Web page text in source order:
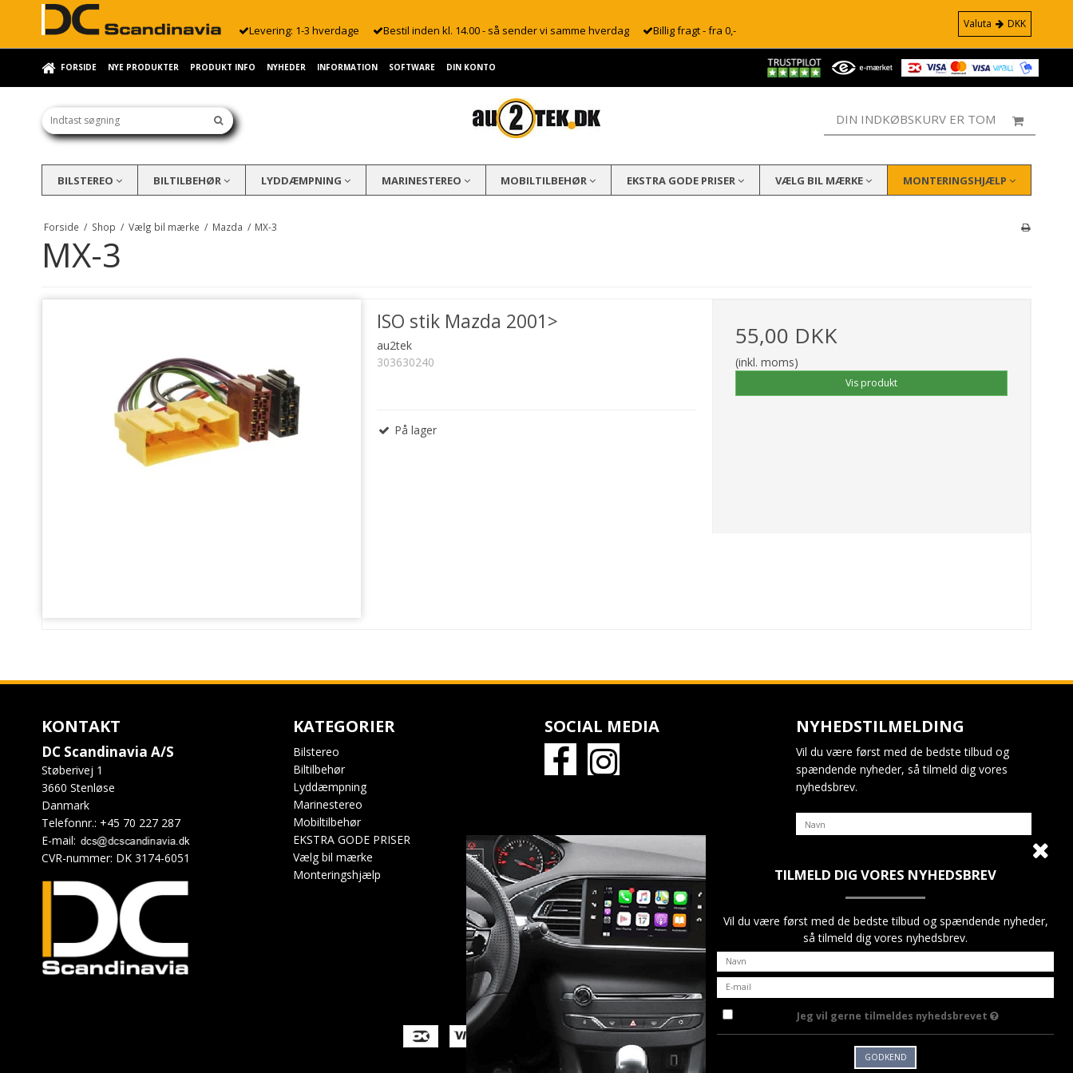
Levering: 1-3 hverdage Bestil inden kl. 14.00 - så sender vi samme hverdag Billig fragt - fra 0,- Valuta DKK
FORSIDE NYE PRODUKTER PRODUKT INFO NYHEDER INFORMATION SOFTWARE DIN KONTO
DIN INDKØBSKURV ER TOM
BILSTEREO BILTILBEHØR LYDDÆMPNING MARINESTEREO MOBILTILBEHØR EKSTRA GODE PRISER VÆLG BIL MÆRKE MONTERINGSHJÆLP
Forside / Shop / Vælg bil mærke / Mazda / MX-3
MX-3
ISO stik Mazda 2001>
au2tek
303630240
På lager
55,00 DKK
(inkl. moms)
Vis produkt
KONTAKT
DC Scandinavia A/S
Støberivej 1
3660 Stenløse
Danmark
Telefonnr.: +45 70 227 287
E-mail:
CVR-nummer: DK 3174-6051
KATEGORIER
Bilstereo
Biltilbehør
Lyddæmpning
Marinestereo
Mobiltilbehør
EKSTRA GODE PRISER
Vælg bil mærke
Monteringshjælp
SOCIAL MEDIA NYHEDSTILMELDING
Vil du være først med de bedste tilbud og
spændende nyheder, så tilmeld dig vores
nyhedsbrev.
Jeg vil gerne tilmeldes nyhedsbrevet
GODKEND
TILMELD DIG VORES NYHEDSBREV
Vil du være først med de bedste tilbud og spændende nyheder,
så tilmeld dig vores nyhedsbrev.
Jeg vil gerne tilmeldes nyhedsbrevet
GODKEND